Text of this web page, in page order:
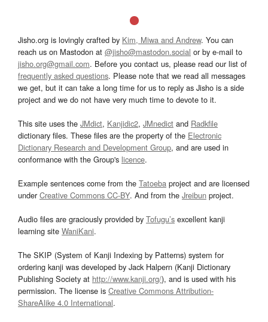
Jisho.org is lovingly crafted by Kim, Miwa and Andrew. You can
reach us on Mastodon at @jisho@mastodon.social or by e-mail to
jisho.org@gmail.com. Before you contact us, please read our list of
frequently asked questions. Please note that we read all messages
we get, but it can take a long time for us to reply as Jisho is a side
project and we do not have very much time to devote to it.
This site uses the JMdict, Kanjidic2, JMnedict and Radkfile
dictionary files. These files are the property of the Electronic
Dictionary Research and Development Group, and are used in
conformance with the Group's licence.
Example sentences come from the Tatoeba project and are licensed
underCreative Commons CC-BY. And from the Jreibun project.
Audio files are graciously provided by Tofugu’s excellent kanji
learning site WaniKani.
The SKIP (System of Kanji Indexing by Patterns) system for
ordering kanji was developed by Jack Halpern (Kanji Dictionary
Publishing Society at http://www.kanji.org/), and is used with his
permission. The license is Creative Commons Attribution-
ShareAlike 4.0 International.